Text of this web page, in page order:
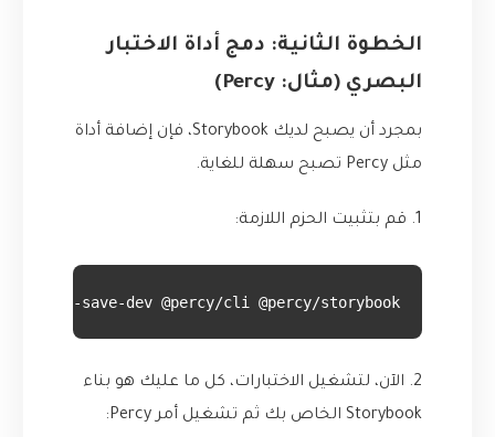
الخطوة الثانية: دمج أداة الاختبار
البصري (مثال: Percy)
بمجرد أن يصبح لديك Storybook، فإن إضافة أداة
مثل Percy تصبح سهلة للغاية.
1. قم بتثبيت الحزم اللازمة:
--save-dev @percy/cli @percy/storybook
2. الآن، لتشغيل الاختبارات، كل ما عليك هو بناء
Storybook الخاص بك ثم تشغيل أمر Percy: